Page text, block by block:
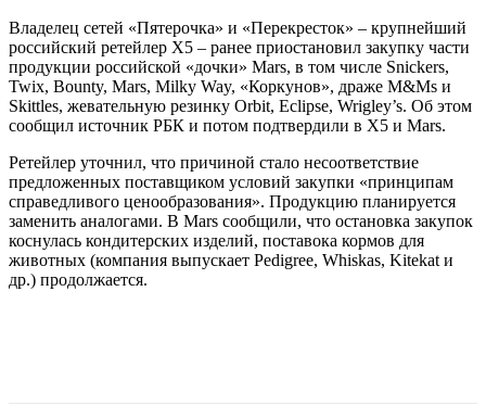
Владелец сетей «Пятерочка» и «Перекресток» – крупнейший
российский ретейлер X5 – ранее приостановил закупку части
продукции российской «дочки» Mars, в том числе Snickers,
Twix, Bounty, Mars, Milky Way, «Коркунов», драже M&Ms и
Skittles, жевательную резинку Orbit, Eclipse, Wrigley’s. Об этом
сообщил источник РБК и потом подтвердили в X5 и Mars.
Ретейлер уточнил, что причиной стало несоответствие
предложенных поставщиком условий закупки «принципам
справедливого ценообразования». Продукцию планируется
заменить аналогами. В Mars сообщили, что остановка закупок
коснулась кондитерских изделий, поставока кормов для
животных (компания выпускает Pedigree, Whiskas, Kitekat и
др.) продолжается.